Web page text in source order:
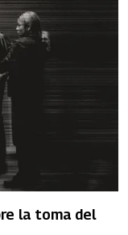
la toma del